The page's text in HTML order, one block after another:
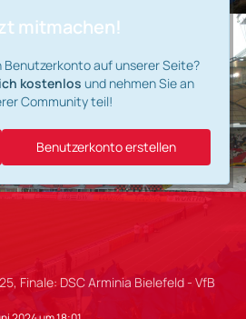
mitmachen!
Benutzerkonto auf unserer Seite?
kostenlos und nehmen Sie an
Community teil!
Benutzerkonto erstellen
Finale: DSC Arminia Bielefeld - VfB